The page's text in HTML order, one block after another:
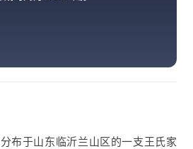
布于山东临沂兰山区的一支王氏家